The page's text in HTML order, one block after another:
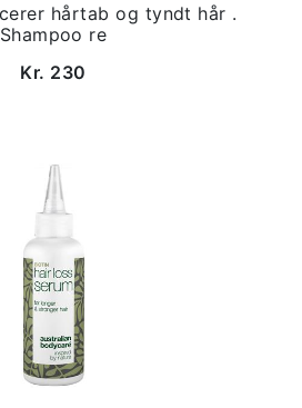
hårtab og tyndt hår .
Shampoo re
Kr. 230